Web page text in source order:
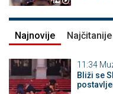
Najnovije Najčitanije
11:34
Bliži se